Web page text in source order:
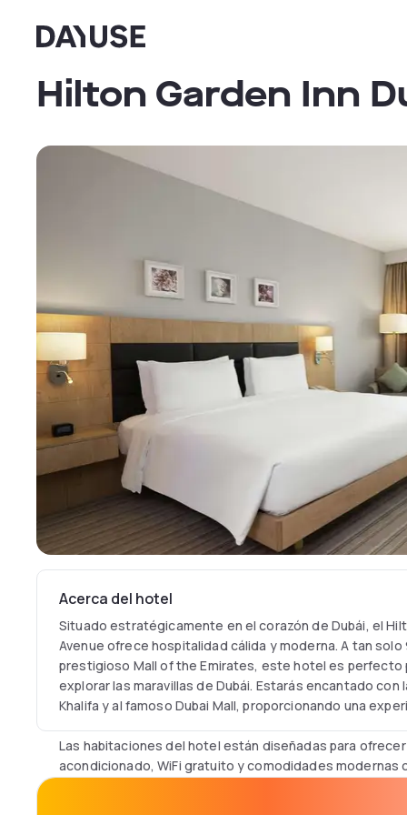
Dayuse
Hilton Garden Inn
Acerca del hotel
Situado estratégicamente en el corazón de Dubái, el
Avenue ofrece hospitalidad cálida y moderna. A tan solo
prestigioso Mall of the Emirates, este hotel es perfecto
explorar las maravillas de Dubái. Estarás encantado con
Khalifa y al famoso Dubai Mall, proporcionando una
Las habitaciones del hotel están diseñadas para
acondicionado, WiFi gratuito y comodidades modernas
equipados con artículos de aseo gratuitos. Cada